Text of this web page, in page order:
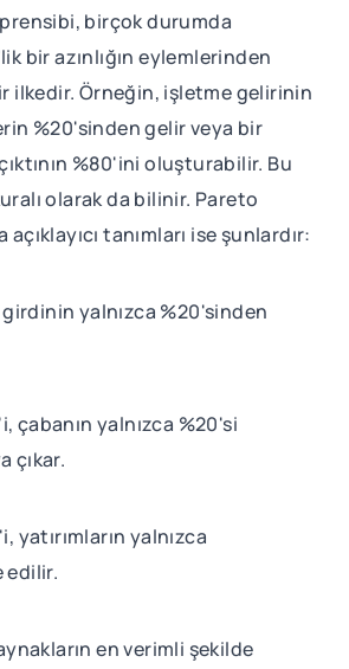
prensibi, birçok durumda
bir azınlığın eylemlerinden
ilkedir. Örneğin, işletme gelirinin
%20'sinden gelir veya bir
%80'ini oluşturabilir. Bu
olarak da bilinir. Pareto
tanımları ise şunlardır:
girdinin yalnızca %20'sinden
çabanın yalnızca %20'si
çıkar.
yatırımların yalnızca
edilir.
en verimli şekilde